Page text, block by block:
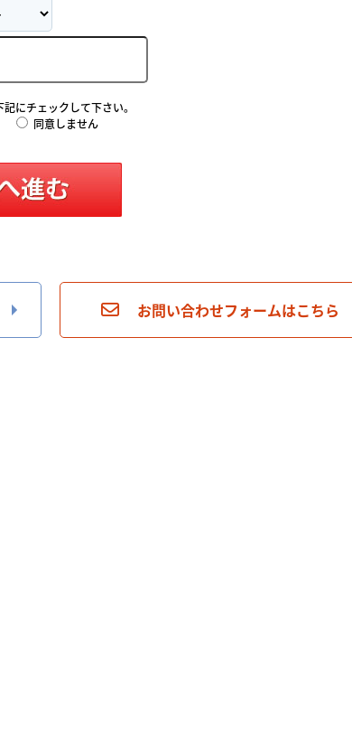
にチェックして下さい。
同意しません
お問い合わせフォームはこちら